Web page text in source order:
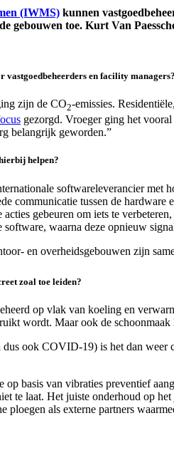
(IWMS) kunnen
gebouwen toe. Kurt Van
vastgoedbeheerders en facility managers?
zijn de CO2-emissies.
gezorgd. Vroeger ging het
belangrijk geworden.”
helpen?
softwareleverancier met
communicatie tussen de
acties gebeuren om iets te
waarna deze opnieuw
en overheidsgebouwen zijn
zoal toe leiden?
op vlak van koeling en
wordt. Maar ook de
ook COVID-19) is het dan weer
op basis van vibraties preventief
te laat. Het juiste onderhoud op
ploegen als externe partners